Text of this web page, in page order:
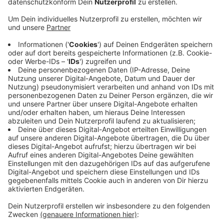
Aushängen informiert. Die WSW stellen
Menschen bedienen können.
Der Absperrbereich erstreckt sich von der
Luisenstraße (Deweerthscher Garten) und
Sophienstraße bis zur Kleinen Klotzbahn und zum
Willy-Brandt-Platz. Ebenfalls betroffen sind die
Häuser Briller Straße 2, Friedrich-Ebert-Straße 20
und 38, Am Kasinogarten 1, 3, 5, 9 und 10,
Obergrünewalder Straße 2 bis 19 und
Genügsamkeitsstraße 5.
Veröffentlicht:Montag, 06.05.2024 13:44